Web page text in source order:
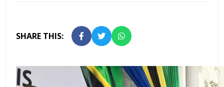
SHARE THIS: